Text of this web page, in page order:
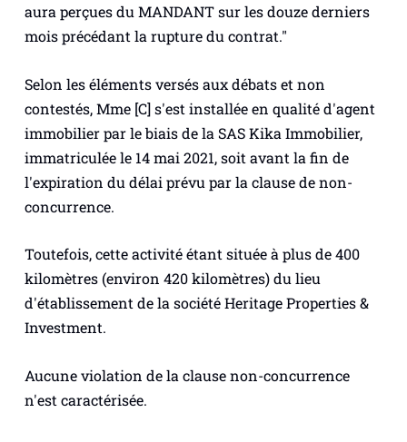
aura perçues du MANDANT sur les douze derniers
mois précédant la rupture du contrat."
Selon les éléments versés aux débats et non
contestés, Mme [C] s'est installée en qualité d'agent
immobilier par le biais de la SAS Kika Immobilier,
immatriculée le 14 mai 2021, soit avant la fin de
l'expiration du délai prévu par la clause de non-
concurrence.
Toutefois, cette activité étant située à plus de 400
kilomètres (environ 420 kilomètres) du lieu
d'établissement de la société Heritage Properties &
Investment.
Aucune violation de la clause non-concurrence
n'est caractérisée.